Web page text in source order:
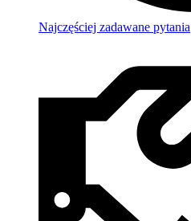
Najczęściej zadawane pytania